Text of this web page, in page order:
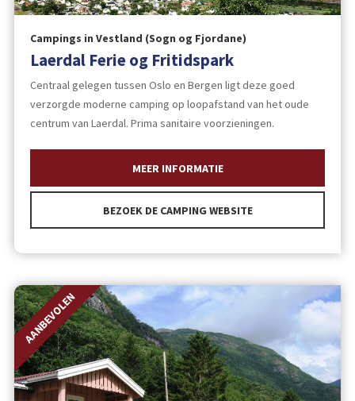
Campings in Vestland (Sogn og Fjordane)
Laerdal Ferie og Fritidspark
Centraal gelegen tussen Oslo en Bergen ligt deze goed
verzorgde moderne camping op loopafstand van het oude
centrum van Laerdal. Prima sanitaire voorzieningen.
MEER INFORMATIE
BEZOEK DE CAMPING WEBSITE
AANBEVOLEN